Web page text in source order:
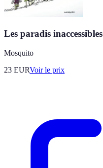
Les paradis inaccessibles
Mosquito
23 EURVoir le prix